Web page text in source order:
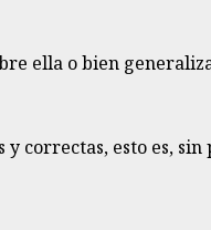
ella o bien
correctas, esto es,